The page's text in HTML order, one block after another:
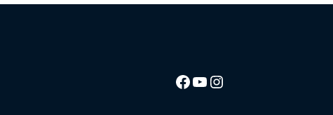
Facebook
YouTube
Instagram